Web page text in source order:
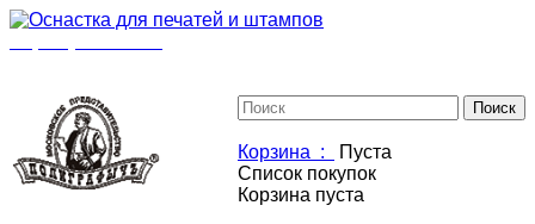
Корзина :
Пуста
Список покупок
Корзина пуста